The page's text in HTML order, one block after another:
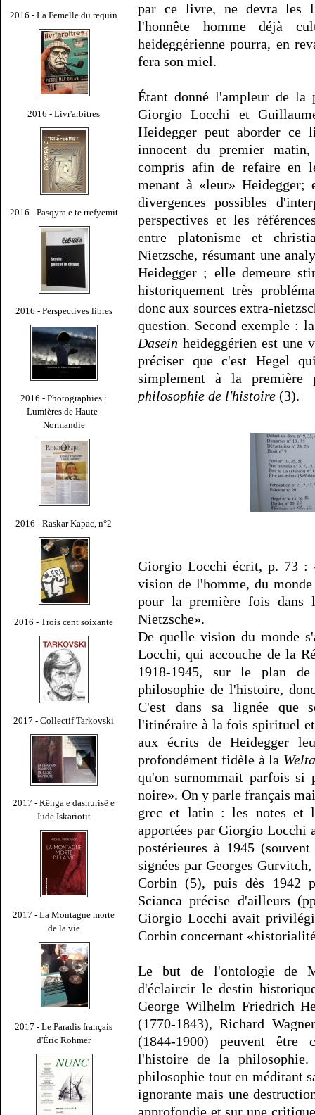
2016 - La Femelle du requin
2016 - Livr'arbitres
2016 - Pasqyra e te rrefyemit
2016 - Perspectives libres
2016 - Photographies :
Lumières de Haute-
Normandie
2016 - Raskar Kapac, n°2
2016 - Trois cent soixante
2017 - Collectif Tarkovski
2017 - Kënga e dashurisë e
Judë Iskariotit
2017 - La Montagne morte
de la vie
2017 - Le Paradis français
d'Éric Rohmer
par ce livre, ne devra les
l'honnête homme déjà
heideggérienne pourra, en
fera son miel.
Étant donné l'ampleur de la
Giorgio Locchi et
Heidegger peut aborder ce
innocent du premier
compris afin de refaire en
menant à «leur»
divergences possibles
perspectives et les
entre platonisme et
Nietzsche, résumant une
Heidegger ; elle demeure
historiquement très
donc aux sources extra-
question. Second exemple :
Dasein heideggérien est une
préciser que c'est Hegel
simplement à la
philosophie de l'histoire (3).
Giorgio Locchi écrit, p. 73 :
vision de l'homme, du
pour la première fois dans
Nietzsche».
De quelle vision du monde
Locchi, qui accouche de la
1918-1945, sur le plan
philosophie de l'histoire,
C'est dans sa lignée que
l'itinéraire à la fois spirituel
aux écrits de Heidegger
profondément fidèle à la
qu'on surnommait parfois si
noire». On y parle français
grec et latin : les notes et
apportées par Giorgio Locchi
postérieures à 1945
signées par Georges
Corbin (5), puis dès 1942
Scianca précise d'ailleurs
Giorgio Locchi avait
Corbin concernant
Le but de l'ontologie de
d'éclaircir le destin
George Wilhelm Friedrich
(1770-1843), Richard
(1844-1900) peuvent être
l'histoire de la philosophie.
philosophie tout en méditant
ignorante mais une
approfondie et sur une